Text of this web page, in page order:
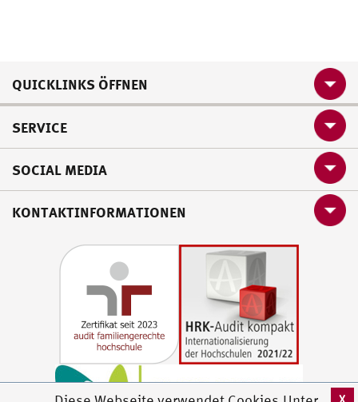
X
QUICKLINKS ÖFFNEN
SERVICE
SOCIAL MEDIA
KONTAKTINFORMATIONEN